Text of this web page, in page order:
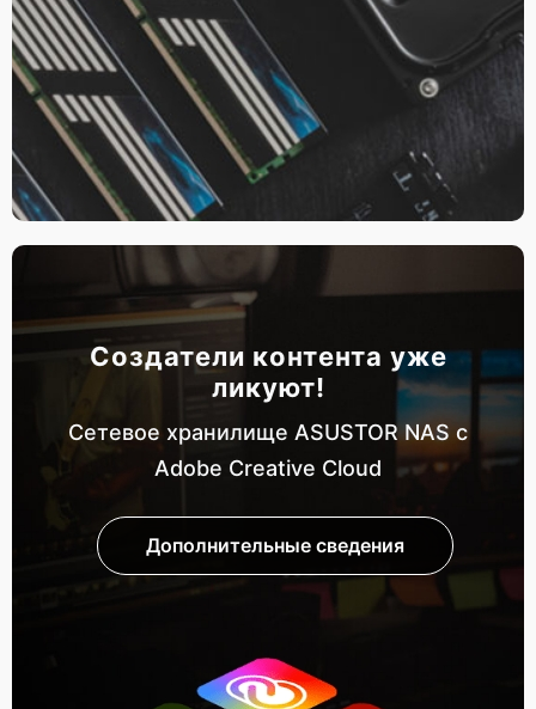
Создатели контента уже
ликуют!
Сетевое хранилище ASUSTOR NAS с
Adobe Creative Cloud
Дополнительные сведения